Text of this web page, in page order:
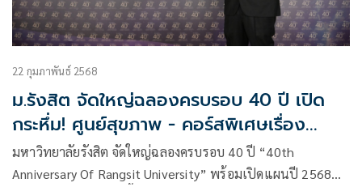
22 กุมภาพันธ์ 2568
ม.รังสิต จัดใหญ่ฉลองครบรอบ 40 ปี เปิด
กระหึ่ม! ศูนย์สุขภาพ - คอร์สพิเศษเรื่อง
สุขภาพ ฮีลใจวัยรุ่น คนรุ่นใหม่
มหาวิทยาลัยรังสิต จัดใหญ่ฉลองครบรอบ 40 ปี “40th
Anniversary Of Rangsit University” พร้อมเปิดแผนปี 2568